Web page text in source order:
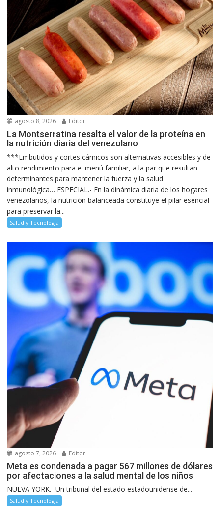
agosto 8, 2026 Editor
La Montserratina resalta el valor de la proteína en
la nutrición diaria del venezolano
***Embutidos y cortes cárnicos son alternativas accesibles y de
alto rendimiento para el menú familiar, a la par que resultan
determinantes para mantener la fuerza y la salud
inmunológica… ESPECIAL.- En la dinámica diaria de los hogares
venezolanos, la nutrición balanceada constituye el pilar esencial
para preservar la...
Salud y Tecnología
agosto 7, 2026 Editor
Meta es condenada a pagar 567 millones de dólares
por afectaciones a la salud mental de los niños
NUEVA YORK.- Un tribunal del estado estadounidense de...
Salud y Tecnología